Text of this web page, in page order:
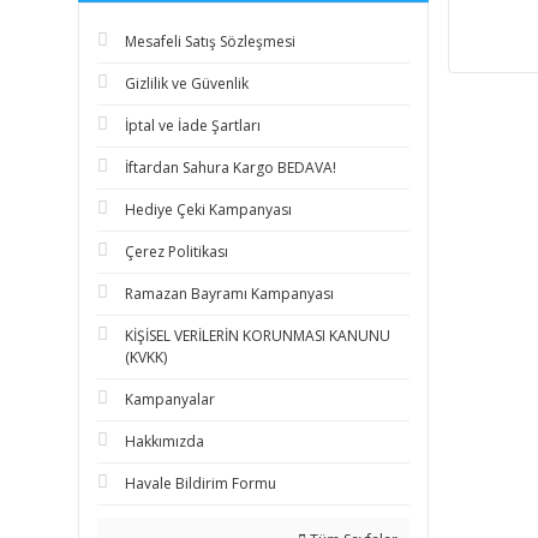
Mesafeli Satış Sözleşmesi
Gizlilik ve Güvenlik
İptal ve İade Şartları
İftardan Sahura Kargo BEDAVA!
Hediye Çeki Kampanyası
Çerez Politikası
Ramazan Bayramı Kampanyası
KİŞİSEL VERİLERİN KORUNMASI KANUNU
(KVKK)
Kampanyalar
Hakkımızda
Havale Bildirim Formu